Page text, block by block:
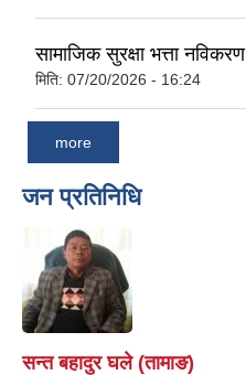
सामाजिक सुरक्षा भत्ता
मिति: 07/20/2026 - 16:24
more
जन प्रतिनिधि
सन्त बहादुर घले (तामाङ)